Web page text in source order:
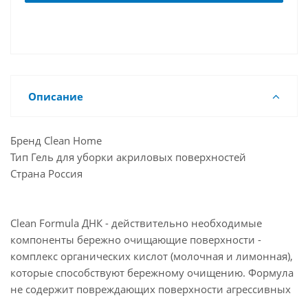
Описание
Бренд Clean Home
Тип Гель для уборки акриловых поверхностей
Страна Россия
Clean Formula ДНК - действительно необходимые
компоненты бережно очищающие поверхности -
комплекс органических кислот (молочная и лимонная),
которые способствуют бережному очищению. Формула
не содержит повреждающих поверхности агрессивных